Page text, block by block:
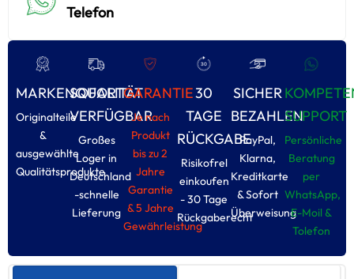
Telefon
MARKENQUALITÄT
Originalteile
&
ausgewählte
Qualitätsprodukte
SOFORT
VERFÜGBAR
Großes
Loger in
Deutschland
-schnelle
Lieferung
GARANTIE
Je nach
Produkt
bis zu 2
Jahre
Garantie
& 5 Jahre
Gewährleistung
30
TAGE
RÜCKGABE
Risikofrel
einkoufen
- 30 Tage
Rückgaberecht
SICHER
BEZAHLEN
PayPal,
Klarna,
Kreditkarte
& Sofort
Überweisung
SUPPORT
Persönliche
Beratung
per
WhatsApp,
E-Moil &
Tolefon